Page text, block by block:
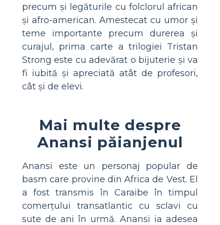
precum și legăturile cu folclorul african
și afro-american. Amestecat cu umor și
teme importante precum durerea și
curajul, prima carte a trilogiei Tristan
Strong este cu adevărat o bijuterie și va
fi iubită și apreciată atât de profesori,
cât și de elevi.
Mai multe despre
Anansi păianjenul
Anansi este un personaj popular de
basm care provine din Africa de Vest. El
a fost transmis în Caraibe în timpul
comerțului transatlantic cu sclavi cu
sute de ani în urmă. Anansi ia adesea